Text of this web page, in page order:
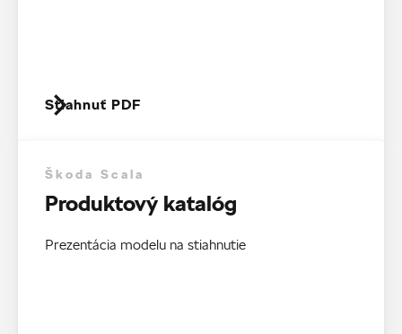
Stiahnuť PDF
Škoda Scala
Produktový katalóg
Prezentácia modelu na stiahnutie